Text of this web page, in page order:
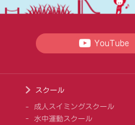
YouTube
スクール
成人スイミングスクール
水中運動スクール